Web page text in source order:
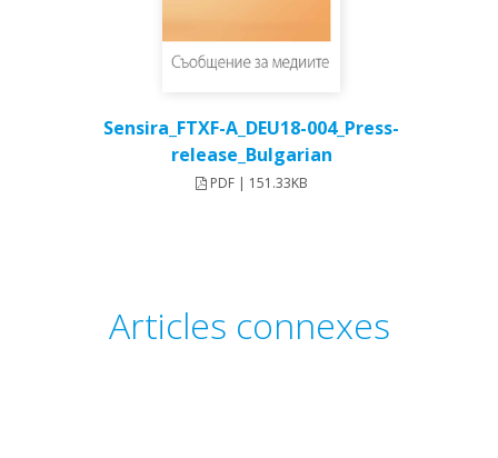
Sensira_FTXF-A_DEU18-004_Press-
release_Bulgarian
PDF | 151.33KB
Articles connexes